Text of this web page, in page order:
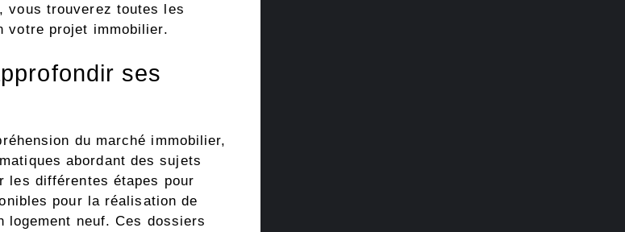
vous trouverez toutes les
votre projet immobilier.
ses
du marché immobilier,
abordant des sujets
les différentes étapes pour
pour la réalisation de
logement neuf. Ces dossiers